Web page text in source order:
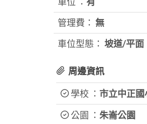
管理費： 無
車位型態： 坡道/平面
周邊資訊
學校 ： 市立中正國
公園 ： 朱崙公園